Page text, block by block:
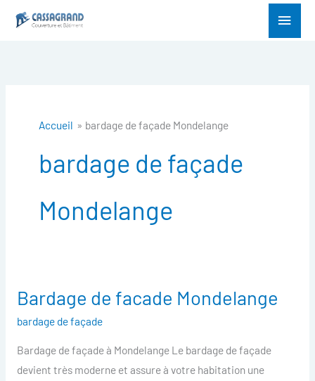
Menu
Accueil bardage de façade Mondelange
bardage de façade
Mondelange
Bardage de facade Mondelange
bardage de façade
Bardage de façade à Mondelange Le bardage de façade
devient très moderne et assure à votre habitation une
Bardage
Mondelange